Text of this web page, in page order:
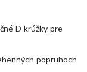
D krúžky pre
popruhoch